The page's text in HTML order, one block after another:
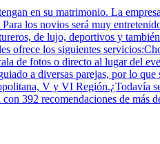
en su matrimonio. La
los novios será muy
de lujo, deportivos y
ofrece los siguientes
de fotos o directo al lugar del
a diversas parejas, por lo
V y VI Región.¿Todavía
392 recomendaciones de